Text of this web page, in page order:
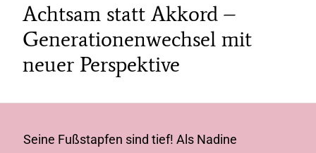
Achtsam statt Akkord –
Generationenwechsel mit
neuer Perspektive
Seine Fußstapfen sind tief! Als Nadine